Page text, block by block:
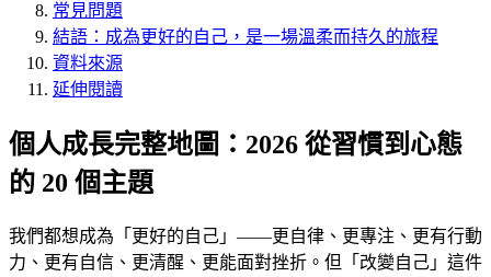
常見問題
結語：成為更好的自己，是一場溫柔而持久的旅程
資料來源
延伸閱讀
個人成長完整地圖：2026 從習慣到心態
的 20 個主題
我們都想成為「更好的自己」——更自律、更專注、更有行動
力、更有自信、更清醒、更能面對挫折。但「改變自己」這件